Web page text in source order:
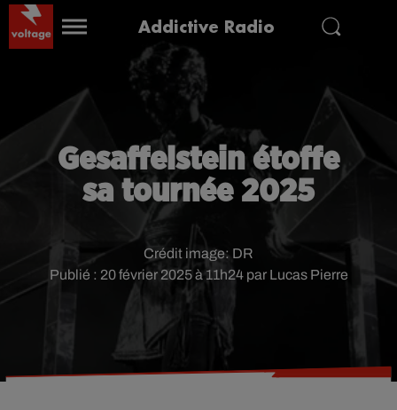
Addictive Radio
Gesaffelstein étoffe
sa tournée 2025
Publié : 20 février 2025 à 11h24 par Lucas Pierre
Crédit image: DR